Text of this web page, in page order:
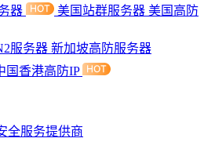
器 美国站群服务器 美国高防
服务器 新加坡高防服务器
国香港高防IP
全服务提供商